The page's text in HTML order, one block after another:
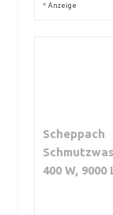
* Anzeige
Scheppach
400 W,